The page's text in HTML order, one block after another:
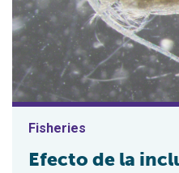
Fisheries
Efecto de la